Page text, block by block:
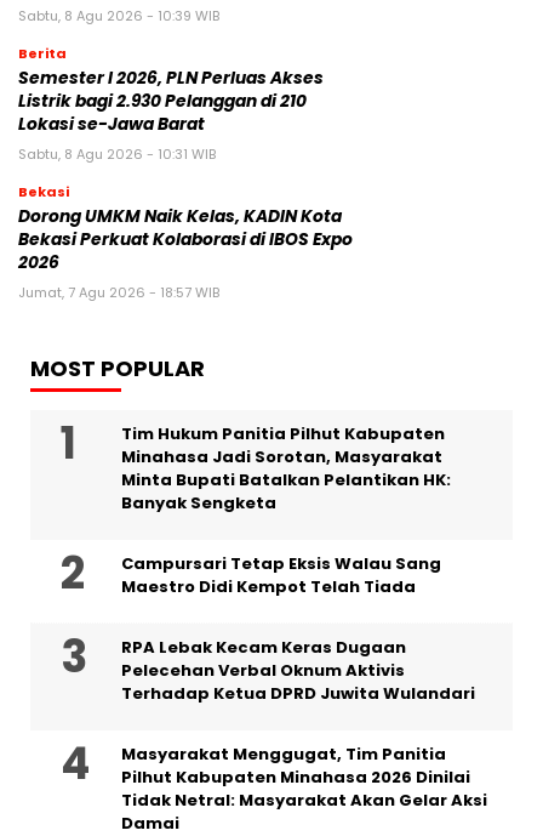
Sabtu, 8 Agu 2026 - 10:39 WIB
Berita
Semester I 2026, PLN Perluas Akses
Listrik bagi 2.930 Pelanggan di 210
Lokasi se-Jawa Barat
Sabtu, 8 Agu 2026 - 10:31 WIB
Bekasi
Dorong UMKM Naik Kelas, KADIN Kota
Bekasi Perkuat Kolaborasi di IBOS Expo
2026
Jumat, 7 Agu 2026 - 18:57 WIB
MOST POPULAR
Tim Hukum Panitia Pilhut Kabupaten
Minahasa Jadi Sorotan, Masyarakat
Minta Bupati Batalkan Pelantikan HK:
Banyak Sengketa
Campursari Tetap Eksis Walau Sang
Maestro Didi Kempot Telah Tiada
RPA Lebak Kecam Keras Dugaan
Pelecehan Verbal Oknum Aktivis
Terhadap Ketua DPRD Juwita Wulandari
Masyarakat Menggugat, Tim Panitia
Pilhut Kabupaten Minahasa 2026 Dinilai
Tidak Netral: Masyarakat Akan Gelar Aksi
Damai